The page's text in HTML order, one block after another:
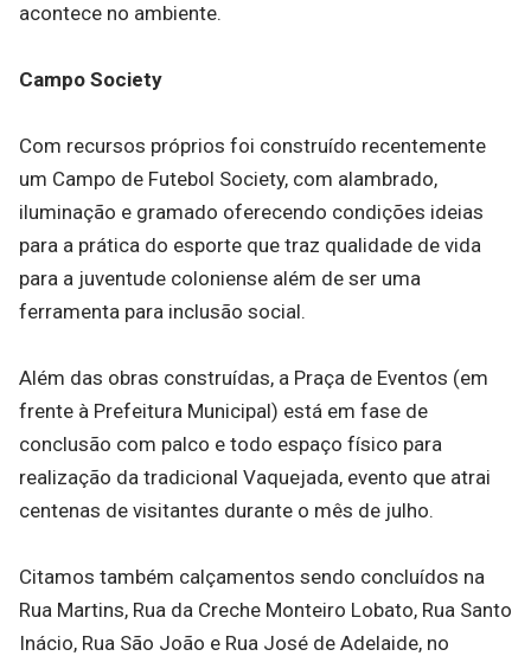
acontece no ambiente.
Campo Society
Com recursos próprios foi construído recentemente
um Campo de Futebol Society, com alambrado,
iluminação e gramado oferecendo condições ideias
para a prática do esporte que traz qualidade de vida
para a juventude coloniense além de ser uma
ferramenta para inclusão social.
Além das obras construídas, a Praça de Eventos (em
frente à Prefeitura Municipal) está em fase de
conclusão com palco e todo espaço físico para
realização da tradicional Vaquejada, evento que atrai
centenas de visitantes durante o mês de julho.
Citamos também calçamentos sendo concluídos na
Rua Martins, Rua da Creche Monteiro Lobato, Rua Santo
Inácio, Rua São João e Rua José de Adelaide, no